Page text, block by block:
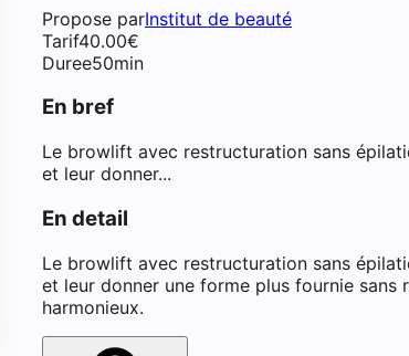
Propose parInstitut de beauté
Tarif40.00€
Duree50min
En bref
Le browlift avec restructuration sans
et leur donner...
En detail
Le browlift avec restructuration sans
et leur donner une forme plus fournie
harmonieux.